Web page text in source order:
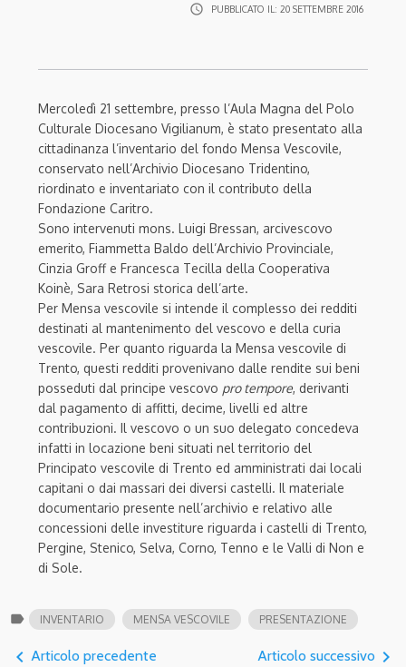
access_time PUBBLICATO IL: 20 SETTEMBRE 2016
Mercoledì 21 settembre, presso l’Aula Magna del Polo
Culturale Diocesano Vigilianum, è stato presentato alla
cittadinanza l’inventario del fondo Mensa Vescovile,
conservato nell’Archivio Diocesano Tridentino,
riordinato e inventariato con il contributo della
Fondazione Caritro.
Sono intervenuti mons. Luigi Bressan, arcivescovo
emerito, Fiammetta Baldo dell’Archivio Provinciale,
Cinzia Groff e Francesca Tecilla della Cooperativa
Koinè, Sara Retrosi storica dell’arte.
Per Mensa vescovile si intende il complesso dei redditi
destinati al mantenimento del vescovo e della curia
vescovile. Per quanto riguarda la Mensa vescovile di
Trento, questi redditi provenivano dalle rendite sui beni
posseduti dal principe vescovo pro tempore, derivanti
dal pagamento di affitti, decime, livelli ed altre
contribuzioni. Il vescovo o un suo delegato concedeva
infatti in locazione beni situati nel territorio del
Principato vescovile di Trento ed amministrati dai locali
capitani o dai massari dei diversi castelli. Il materiale
documentario presente nell’archivio e relativo alle
concessioni delle investiture riguarda i castelli di Trento,
Pergine, Stenico, Selva, Corno, Tenno e le Valli di Non e
di Sole.
label INVENTARIO MENSA VESCOVILE PRESENTAZIONE
navigate_before Articolo precedente Articolo successivo navigate_next